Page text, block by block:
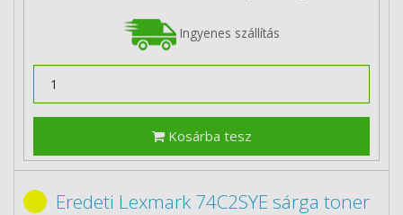
Ingyenes szállítás
Kosárba tesz
Eredeti Lexmark 74C2SYE sárga toner